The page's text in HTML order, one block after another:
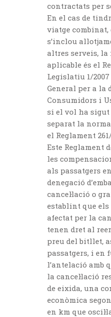
contractats per
En el cas de
viatge combinat,
s’inclou
altres serveis,
aplicable és el
Legislatiu 1/
General per a la
Consumidors i
si el vol ha
separat la
el Reglament
Este Reglament
les
als passatgers
denegació
cancel·lació o
establint que els
afectat per la
tenen dret al
preu del bitllet,
passatgers, i en
l’antelació amb
la cancel·lació
de eixida, una
econòmica
en km que